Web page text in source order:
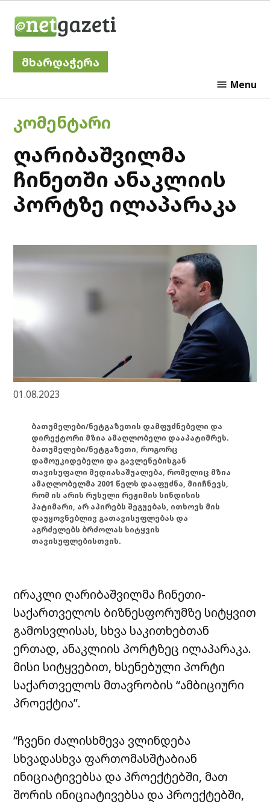
მხარდაჭერა
Menu
POSTED
ᲙᲝᲛᲔᲜᲢᲐᲠᲘ
ღარიბაშვილმა
ჩინეთში ანაკლიის
პორტზე ილაპარაკა
01.08.2023
ბათუმელები/ნეტგაზეთის დამფუძნებელი და
დირექტორი მზია ამაღლობელი დააპატიმრეს.
ბათუმელები/ნეტგაზეთი, როგორც
დამოუკიდებელი და გავლენებისგან
თავისუფალი მედიასაშუალება, რომელიც მზია
ამაღლობელმა 2001 წელს დააფუძნა, მიიჩნევს,
რომ ის არის რუსული რეჟიმის სინდისის
პატიმარი, არ აპირებს შეგუებას, ითხოვს მის
დაუყოვნებლივ გათავისუფლებას და
აგრძელებს ბრძოლას სიტყვის
თავისუფლებისთვის.
ირაკლი ღარიბაშვილმა ჩინეთი-
საქართველოს ბიზნესფორუმზე სიტყვით
გამოსვლისას, სხვა საკითხებთან
ერთად, ანაკლიის პორტზეც ილაპარაკა.
მისი სიტყვებით, ხსენებული პორტი
საქართველოს მთავრობის “ამბიციური
პროექტია”.
“ჩვენი ძალისხმევა ვლინდება
სხვადასხვა ფართომასშტაბიან
ინიციატივებსა და პროექტებში, მათ
შორის ინიციატივებსა და პროექტებში,